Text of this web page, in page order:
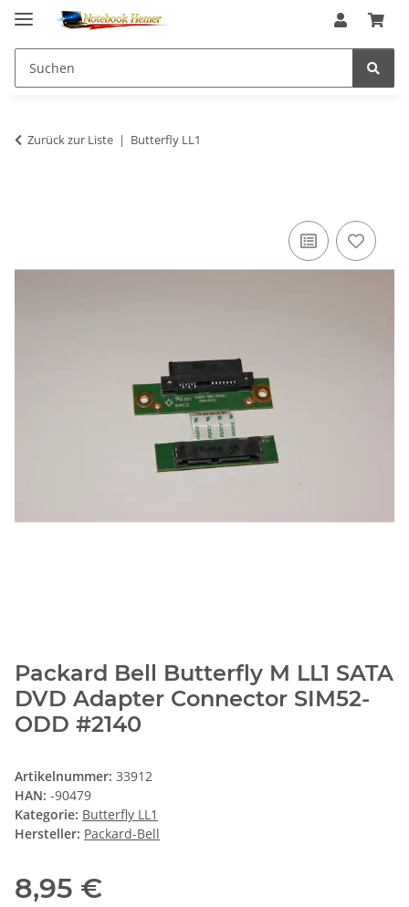
Zurück zur Liste Butterfly LL1
Packard Bell Butterfly M LL1 SATA
DVD Adapter Connector SIM52-
ODD #2140
Artikelnummer: 33912
HAN: -90479
Kategorie: Butterfly LL1
Hersteller: Packard-Bell
8,95 €